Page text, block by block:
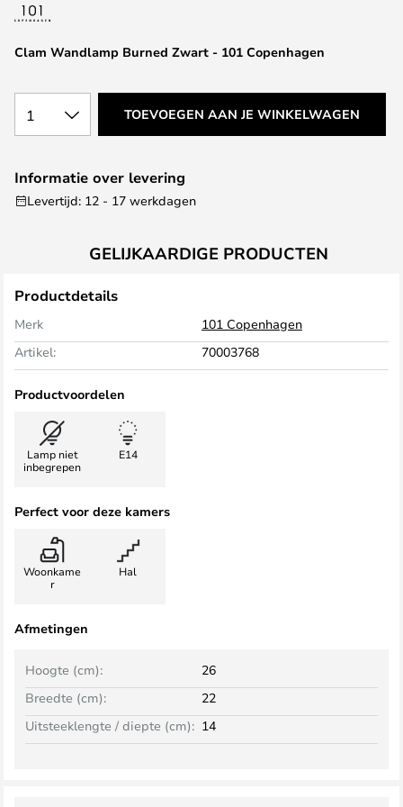
van
de
afbeeldingen-
Clam Wandlamp Burned Zwart - 101 Copenhagen
1 TOEVOEGEN AAN JE WINKELWAGEN
Informatie over levering
Levertijd: 12 - 17 werkdagen
GELIJKAARDIGE PRODUCTEN
Productdetails
Merk
101 Copenhagen
Artikel:
70003768
Productvoordelen
Lamp niet
inbegrepen
E14
Perfect voor deze kamers
Woonkame
r
Hal
Afmetingen
Breedte (cm): 22
Hoogte (cm): 26
Uitsteeklengte / diepte (cm): 14